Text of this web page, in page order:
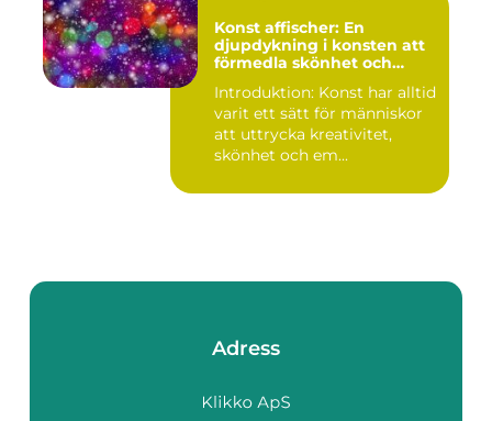
Konst affischer: En
djupdykning i konsten att
förmedla skönhet och
Introduktion: Konst har alltid
varit ett sätt för människor
att uttrycka kreativitet,
skönhet och em...
Adress